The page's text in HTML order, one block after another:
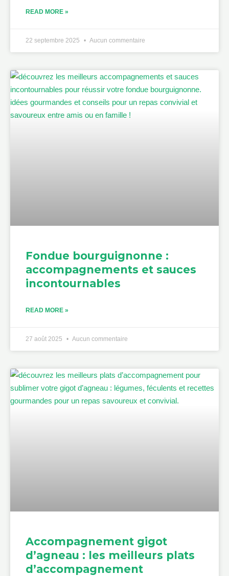
READ MORE »
22 septembre 2025 Aucun commentaire
Fondue bourguignonne :
accompagnements et sauces
incontournables
READ MORE »
27 août 2025 Aucun commentaire
Accompagnement gigot
d’agneau : les meilleurs plats
d’accompagnement